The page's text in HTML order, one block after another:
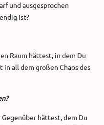
und ausgesprochen
ist?
Raum hättest, in dem Du
all dem großen Chaos des
hättest, dem Du